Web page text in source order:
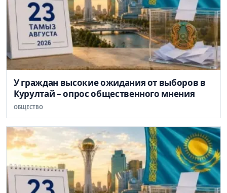
У граждан высокие ожидания от выборов в
Курултай – опрос общественного мнения
ОБЩЕСТВО